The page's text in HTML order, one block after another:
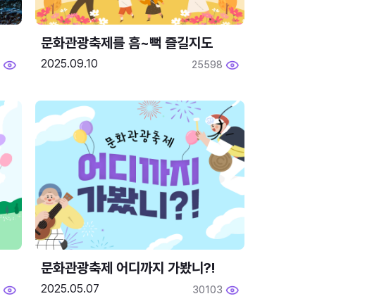
문화관광축제를 흠~뻑 즐길지도
2025.09.10 25598
문화관광축제 어디까지 가봤니?!
2025.05.07 30103